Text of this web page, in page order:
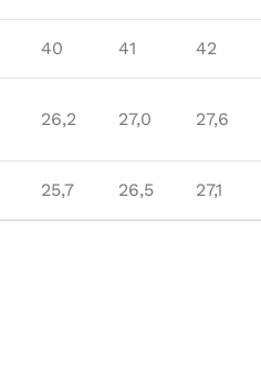
40 41 42
26,2 27,0 27,6
25,7 26,5 27,1